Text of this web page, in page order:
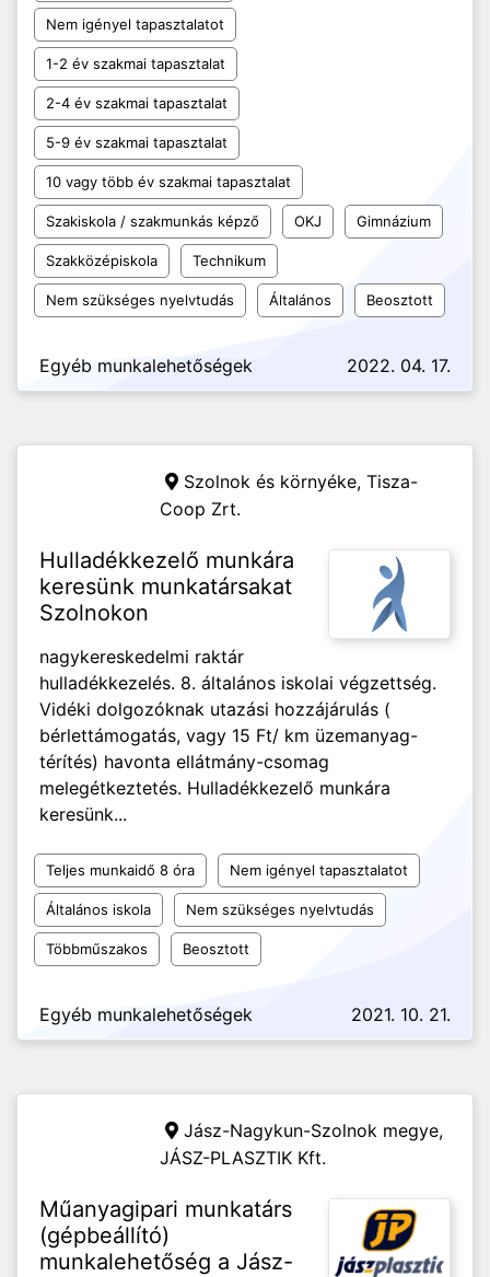
Nem igényel tapasztalatot
1-2 év szakmai tapasztalat
2-4 év szakmai tapasztalat
5-9 év szakmai tapasztalat
10 vagy több év szakmai tapasztalat
Szakiskola / szakmunkás képző OKJ Gimnázium
Szakközépiskola Technikum
Nem szükséges nyelvtudás Általános Beosztott
Egyéb munkalehetőségek 2022. 04. 17.
Szolnok és környéke, Tisza-
Coop Zrt.
Hulladékkezelő munkára
keresünk munkatársakat
Szolnokon
nagykereskedelmi raktár
hulladékkezelés. 8. általános iskolai végzettség.
Vidéki dolgozóknak utazási hozzájárulás (
bérlettámogatás, vagy 15 Ft/ km üzemanyag-
térítés) havonta ellátmány-csomag
melegétkeztetés. Hulladékkezelő munkára
keresünk...
Teljes munkaidő 8 óra Nem igényel tapasztalatot
Általános iskola Nem szükséges nyelvtudás
Többműszakos Beosztott
Egyéb munkalehetőségek 2021. 10. 21.
Jász-Nagykun-Szolnok megye,
JÁSZ-PLASZTIK Kft.
Műanyagipari munkatárs
(gépbeállító)
munkalehetőség a Jász-